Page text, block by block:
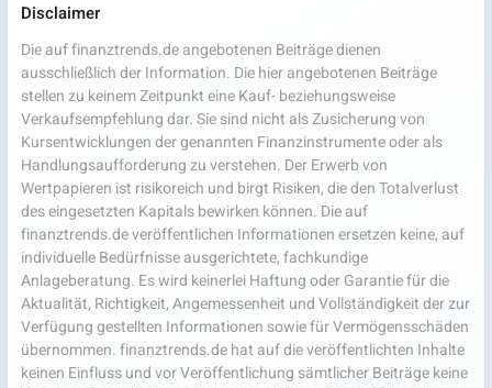
Disclaimer
Die auf finanztrends.de angebotenen Beiträge dienen
ausschließlich der Information. Die hier angebotenen Beiträge
stellen zu keinem Zeitpunkt eine Kauf- beziehungsweise
Verkaufsempfehlung dar. Sie sind nicht als Zusicherung von
Kursentwicklungen der genannten Finanzinstrumente oder als
Handlungsaufforderung zu verstehen. Der Erwerb von
Wertpapieren ist risikoreich und birgt Risiken, die den Totalverlust
des eingesetzten Kapitals bewirken können. Die auf
finanztrends.de veröffentlichen Informationen ersetzen keine, auf
individuelle Bedürfnisse ausgerichtete, fachkundige
Anlageberatung. Es wird keinerlei Haftung oder Garantie für die
Aktualität, Richtigkeit, Angemessenheit und Vollständigkeit der zur
Verfügung gestellten Informationen sowie für Vermögensschäden
übernommen. finanztrends.de hat auf die veröffentlichten Inhalte
keinen Einfluss und vor Veröffentlichung sämtlicher Beiträge keine